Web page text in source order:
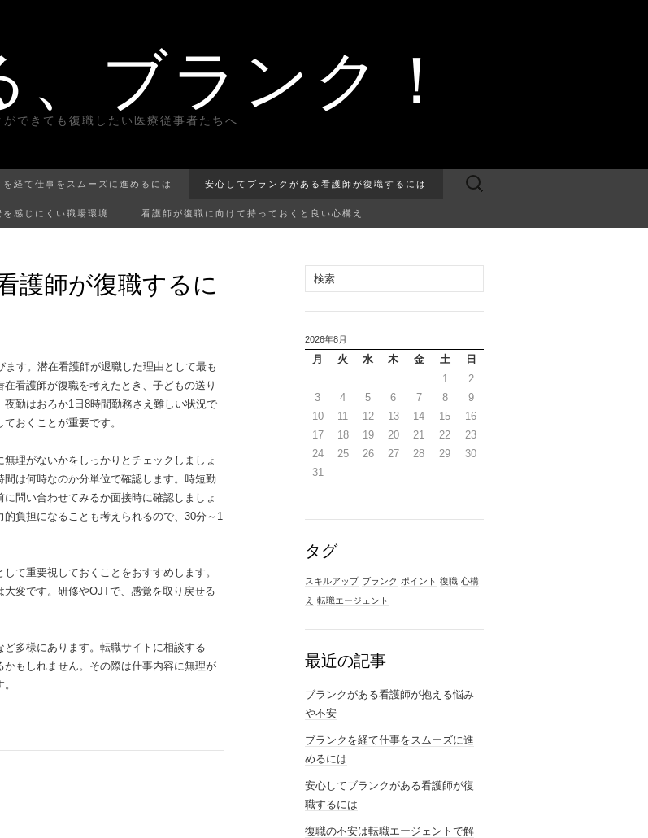
、ブランク！
ができても復職したい医療従事者たちへ…
を経て仕事をスムーズに進めるには 安心してブランクがある看護師が復職するには
感じにくい職場環境 看護師が復職に向けて持っておくと良い心構え
検
護師が復職するに
す。潜在看護師が退職した理由として最も
看護師が復職を考えたとき、子どもの送り
勤はおろか1日8時間勤務さえ難しい状況で
おくことが重要です。
理がないかをしっかりとチェックしましょ
は何時なのか分単位で確認します。時短勤
問い合わせてみるか面接時に確認しましょ
負担になることも考えられるので、30分～1
て重要視しておくことをおすすめします。
変です。研修やOJTで、感覚を取り戻せる
多様にあります。転職サイトに相談する
もしれません。その際は仕事内容に無理が
検
索:
2026年8月
月 火 水 木 金 土
日
1
2
3
4 5 6 7 8
9
10
11 12 13 14 15
16
17
18 19 20 21 22
23
24
25 26 27 28 29
30
31
タグ
スキルアップ ブランク ポイント 復職 心構
え 転職エージェント
最近の記事
ブランクがある看護師が抱える悩み
や不安
ブランクを経て仕事をスムーズに進
めるには
安心してブランクがある看護師が復
職するには
復職の不安は転職エージェントで解